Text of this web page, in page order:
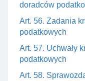
doradców
Art. 56. Zadania
podatkowych
Art. 57. Uchwały
podatkowych
Art. 58.